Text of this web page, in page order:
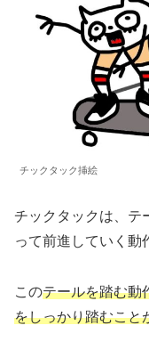
チックタック挿絵
チックタックは、テ
って前進していく動
このテールを踏む動
をしっかり踏むこと